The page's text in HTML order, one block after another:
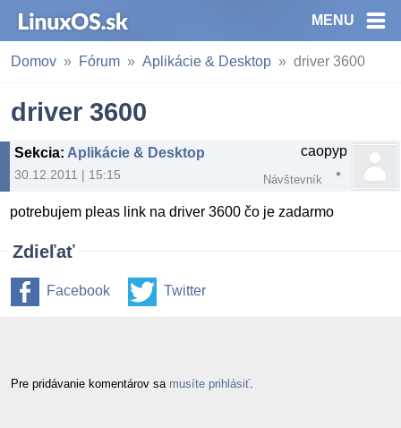
MENU
Domov Fórum Aplikácie & Desktop driver 3600
driver 3600
Sekcia: Aplikácie & Desktop
30.12.2011 | 15:15
caopyp
Návštevník
potrebujem pleas link na driver 3600 čo je zadarmo
Zdieľať
Facebook Twitter
Pre pridávanie komentárov sa musíte prihlásiť